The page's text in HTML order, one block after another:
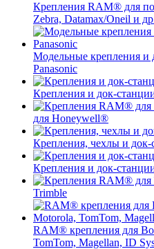
Крепления RAM® для
Zebra, Datamax/Oneil и
Модельные крепления
Panasonic
Крепления и док-
для Honeywell®
Крепления, чехлы и
Крепления и док-
Trimble
RAM® крепления для
TomTom, Magellan, ID